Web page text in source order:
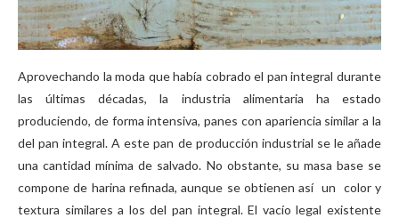
Aprovechando la moda que había cobrado el pan integral durante
las últimas décadas, la industria alimentaria ha estado
produciendo, de forma intensiva, panes con apariencia similar a la
del pan integral. A este pan de producción industrial se le añade
una cantidad mínima de salvado. No obstante, su masa base se
compone de harina refinada, aunque se obtienen así un color y
textura similares a los del pan integral. El vacío legal existente